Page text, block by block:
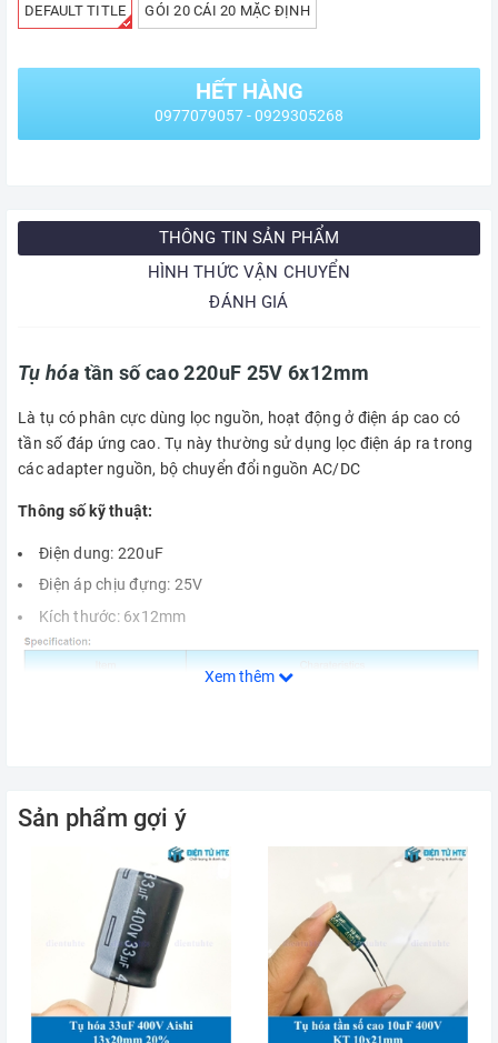
DEFAULT TITLE GÓI 20 CÁI 20 MẶC ĐỊNH
HẾT HÀNG
0977079057 - 0929305268
THÔNG TIN SẢN PHẨM
HÌNH THỨC VẬN CHUYỂN
ĐÁNH GIÁ
Tụ hóa tần số cao 220uF 25V 6x12mm
Là tụ có phân cực dùng lọc nguồn, hoạt động ở điện áp cao có
tần số đáp ứng cao. Tụ này thường sử dụng lọc điện áp ra trong
các adapter nguồn, bộ chuyển đổi nguồn AC/DC
Thông số kỹ thuật:
Điện dung: 220uF
Điện áp chịu đựng: 25V
Kích thước: 6x12mm
Xem thêm
Sản phẩm gợi ý